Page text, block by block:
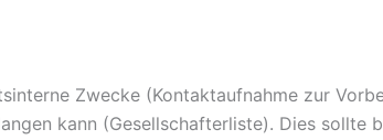
Zwecke (Kontaktaufnahme zur
kann (Gesellschafterliste). Dies sollte